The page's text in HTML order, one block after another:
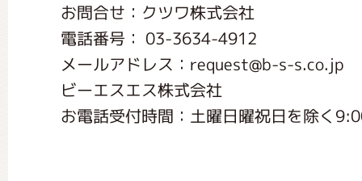
お問合せ：クツワ株式会社
電話番号： 03-3634-4912
メールアドレス：request@b-s-s.co.jp
ビーエスエス株式会社
お電話受付時間：土曜日曜祝日を除く